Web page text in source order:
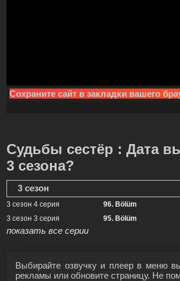
Сохраните сайт в закладки вашего
Судьбы сестёр : Дата
3 сезона?
3 сезон
3 сезон 4 серия
96. Bölüm
3 сезон 3 серия
95. Bölüm
показать все серии
Выбирайте озвучку и плеер в меню
рекламы или обновите страницу. Не